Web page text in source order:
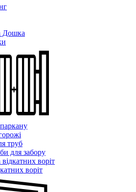
Дошка
труб
для забору
воріт
воріт